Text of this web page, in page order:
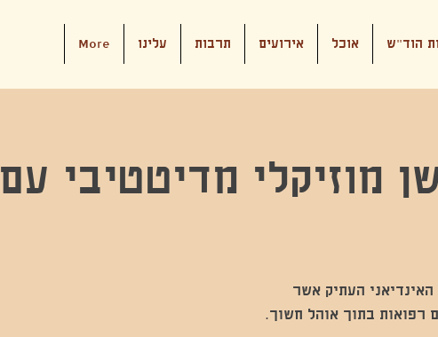
הוד"ש אוכל אירועים תרבות עלינו More
מוזיקלי מדיטטיבי עם